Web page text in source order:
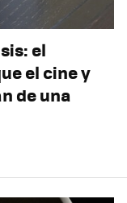
el
el cine y
de una